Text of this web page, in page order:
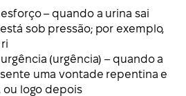
– quando a urina sai
sob pressão; por exemplo,
(urgência) – quando a
uma vontade repentina e
ou logo depois